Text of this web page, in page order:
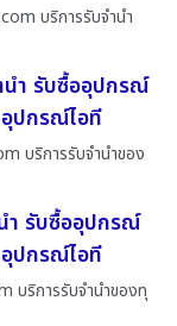
บริการรับจำนำ
นำ รับซื้ออุปกรณ์
ปกรณ์ไอที
บริการรับจำนำของ
ำ รับซื้ออุปกรณ์
ปกรณ์ไอที
บริการรับจำนำของทุ